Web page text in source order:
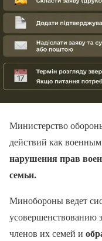
Министерство
действий как
нарушения прав
семьи.
Минобороны ведет
усовершенствованию
членов их семей и